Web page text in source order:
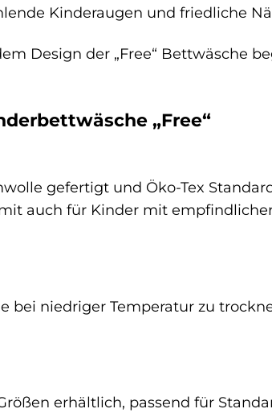
Kinderaugen und friedliche
Design der „Free“ Bettwäsche
„Free“
gefertigt und Öko-Tex
auch für Kinder mit
bei niedriger Temperatur zu
erhältlich, passend für